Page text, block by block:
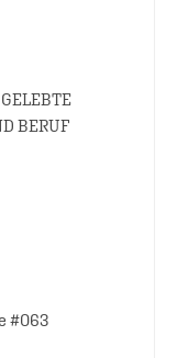
BERUF
#063